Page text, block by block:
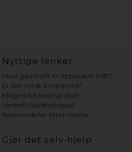
Nyttige lenker
Hvor gammelt er apparatet mitt?
Er det verdt å reparere?
Klage på bassengrobot
Vannets hardhetsgrad
Reservedeler etter merke
Gjør det selv-hjelp